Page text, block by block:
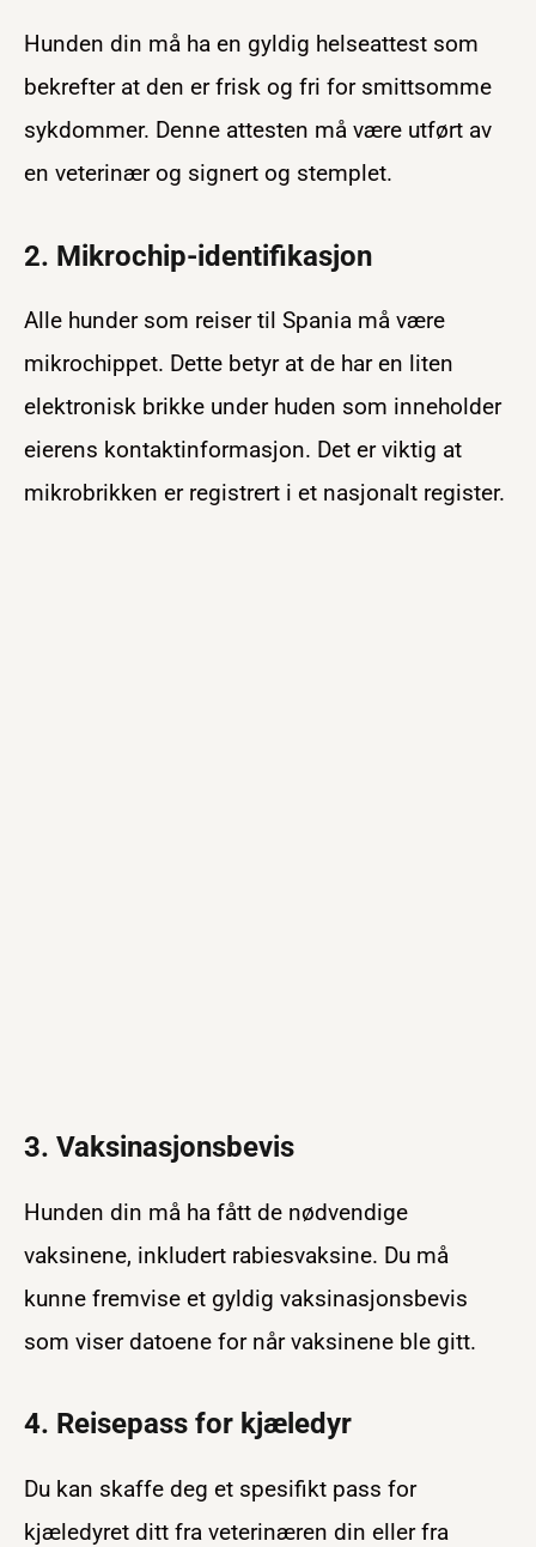
Hunden din må ha en gyldig helseattest som
bekrefter at den er frisk og fri for smittsomme
sykdommer. Denne attesten må være utført av
en veterinær og signert og stemplet.
2. Mikrochip-identifikasjon
Alle hunder som reiser til Spania må være
mikrochippet. Dette betyr at de har en liten
elektronisk brikke under huden som inneholder
eierens kontaktinformasjon. Det er viktig at
mikrobrikken er registrert i et nasjonalt register.
3. Vaksinasjonsbevis
Hunden din må ha fått de nødvendige
vaksinene, inkludert rabiesvaksine. Du må
kunne fremvise et gyldig vaksinasjonsbevis
som viser datoene for når vaksinene ble gitt.
4. Reisepass for kjæledyr
Du kan skaffe deg et spesifikt pass for
kjæledyret ditt fra veterinæren din eller fra